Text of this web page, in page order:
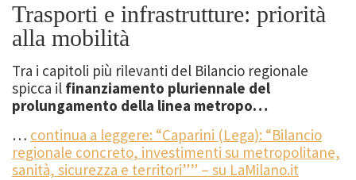
Trasporti e infrastrutture: priorità
alla mobilità
Tra i capitoli più rilevanti del Bilancio regionale
spicca il finanziamento pluriennale del
prolungamento della linea metropo…
… continua a leggere: “Caparini (Lega): “Bilancio
regionale concreto, investimenti su metropolitane,
sanità, sicurezza e territori”” – su LaMilano.it